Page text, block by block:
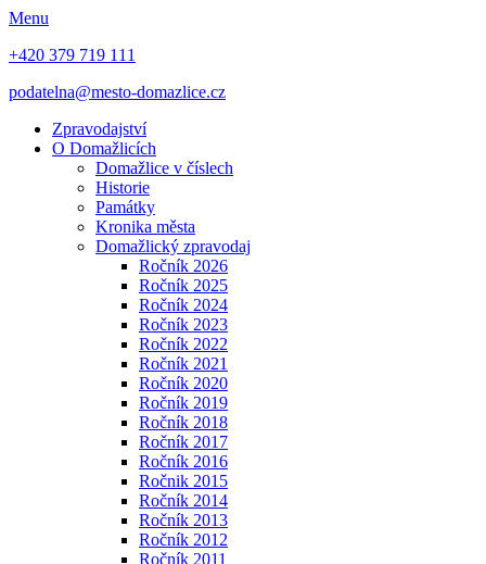
Menu
+420 379 719 111
podatelna@mesto-domazlice.cz
Zpravodajství
O Domažlicích
Domažlice v číslech
Historie
Památky
Kronika města
Domažlický zpravodaj
Ročník 2026
Ročník 2025
Ročník 2024
Ročník 2023
Ročník 2022
Ročník 2021
Ročník 2020
Ročník 2019
Ročník 2018
Ročník 2017
Ročník 2016
Ročnik 2015
Ročník 2014
Ročník 2013
Ročník 2012
Ročník 2011